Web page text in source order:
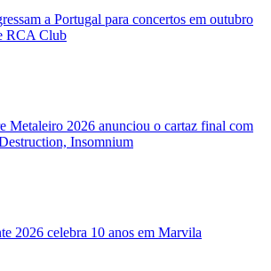
a Portugal para concertos em outubro
RCA Club
Metaleiro 2026 anunciou o cartaz final com
Insomnium
2026 celebra 10 anos em Marvila